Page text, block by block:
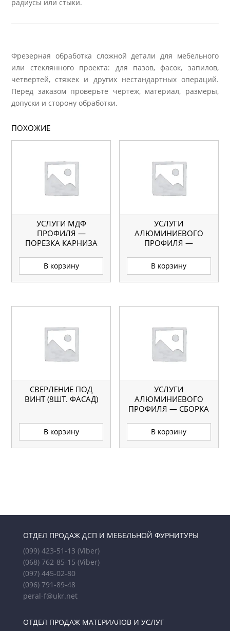
радиусы или стыки.
Фрезерная обработка сложной детали для мебельного
или стеклянного проекта: для пазов, фасок, запилов,
четвертей, стяжек и других нестандартных операций.
Перед заказом проверьте чертеж, материал, размеры,
допуски и сторону обработки.
ПОХОЖИЕ
УСЛУГИ МДФ
ПРОФИЛЯ —
ПОРЕЗКА КАРНИЗА
В корзину
УСЛУГИ
АЛЮМИНИЕВОГО
ПРОФИЛЯ —
В корзину
СВЕРЛЕНИЕ ПОД
ВИНТ (8ШТ. ФАСАД)
В корзину
УСЛУГИ
АЛЮМИНИЕВОГО
ПРОФИЛЯ — СБОРКА
В корзину
ОТДЕЛ ПРОДАЖ ДСП И МЕБЕЛЬНОЙ ФУРНИТУРЫ
(099) 423-51-13 (Viber)
(068) 762-85-15 (Viber)
(097) 445-02-80
(096) 791-89-48
peral-f@ukr.net
ОТДЕЛ ПРОДАЖ МАТЕРИАЛОВ И УСЛУГ